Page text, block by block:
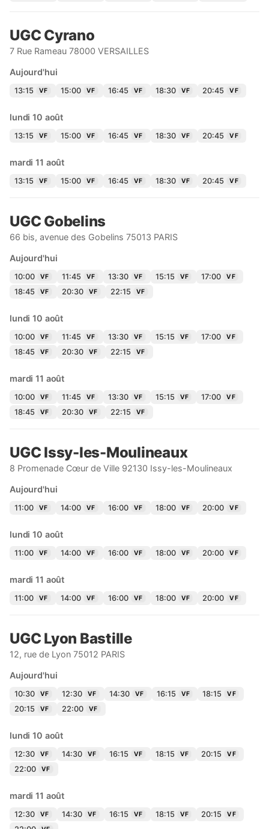
UGC Cyrano
7 Rue Rameau 78000 VERSAILLES
Aujourd'hui
13:15 VF 15:00 VF 16:45 VF 18:30 VF 20:45 VF
lundi 10 août
13:15 VF 15:00 VF 16:45 VF 18:30 VF 20:45 VF
mardi 11 août
13:15 VF 15:00 VF 16:45 VF 18:30 VF 20:45 VF
UGC Gobelins
66 bis, avenue des Gobelins 75013 PARIS
Aujourd'hui
10:00 VF 11:45 VF 13:30 VF 15:15 VF 17:00 VF
18:45 VF 20:30 VF 22:15 VF
lundi 10 août
10:00 VF 11:45 VF 13:30 VF 15:15 VF 17:00 VF
18:45 VF 20:30 VF 22:15 VF
mardi 11 août
10:00 VF 11:45 VF 13:30 VF 15:15 VF 17:00 VF
18:45 VF 20:30 VF 22:15 VF
UGC Issy-les-Moulineaux
8 Promenade Cœur de Ville 92130 Issy-les-Moulineaux
Aujourd'hui
11:00 VF 14:00 VF 16:00 VF 18:00 VF 20:00 VF
lundi 10 août
11:00 VF 14:00 VF 16:00 VF 18:00 VF 20:00 VF
mardi 11 août
11:00 VF 14:00 VF 16:00 VF 18:00 VF 20:00 VF
UGC Lyon Bastille
12, rue de Lyon 75012 PARIS
Aujourd'hui
10:30 VF 12:30 VF 14:30 VF 16:15 VF 18:15 VF
20:15 VF 22:00 VF
lundi 10 août
12:30 VF 14:30 VF 16:15 VF 18:15 VF 20:15 VF
22:00 VF
mardi 11 août
12:30 VF 14:30 VF 16:15 VF 18:15 VF 20:15 VF